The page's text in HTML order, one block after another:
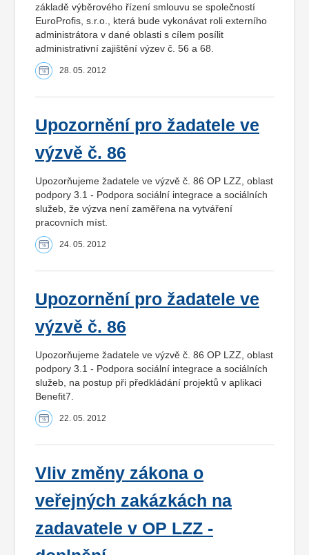
základě výběrového řízení smlouvu se společností
EuroProfis, s.r.o., která bude vykonávat roli externího
administrátora v dané oblasti s cílem posílit
administrativní zajištění výzev č. 56 a 68.
28. 05. 2012
Upozornění pro žadatele ve
výzvě č. 86
Upozorňujeme žadatele ve výzvě č. 86 OP LZZ, oblast
podpory 3.1 - Podpora sociální integrace a sociálních
služeb, že výzva není zaměřena na vytváření
pracovních míst.
24. 05. 2012
Upozornění pro žadatele ve
výzvě č. 86
Upozorňujeme žadatele ve výzvě č. 86 OP LZZ, oblast
podpory 3.1 - Podpora sociální integrace a sociálních
služeb, na postup při předkládání projektů v aplikaci
Benefit7.
22. 05. 2012
Vliv změny zákona o
veřejných zakázkách na
zadavatele v OP LZZ -